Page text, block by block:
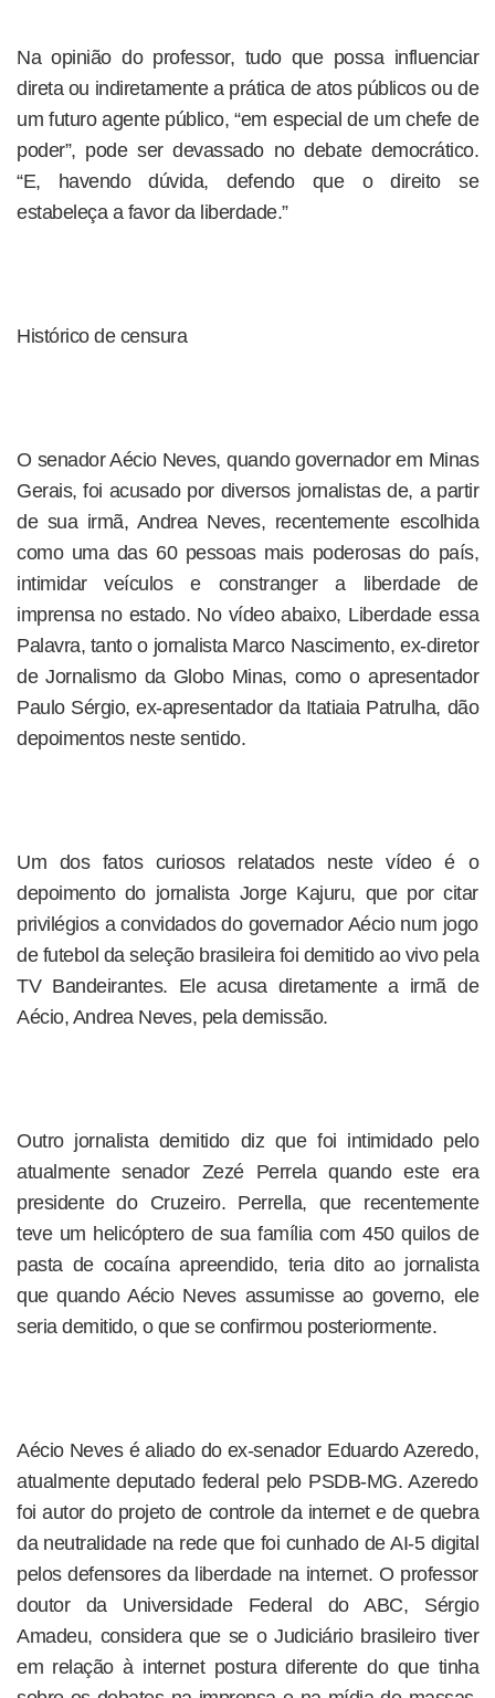
Na opinião do professor, tudo que possa influenciar
direta ou indiretamente a prática de atos públicos ou de
um futuro agente público, “em especial de um chefe de
poder”, pode ser devassado no debate democrático.
“E, havendo dúvida, defendo que o direito se
estabeleça a favor da liberdade.”
Histórico de censura
O senador Aécio Neves, quando governador em Minas
Gerais, foi acusado por diversos jornalistas de, a partir
de sua irmã, Andrea Neves, recentemente escolhida
como uma das 60 pessoas mais poderosas do país,
intimidar veículos e constranger a liberdade de
imprensa no estado. No vídeo abaixo, Liberdade essa
Palavra, tanto o jornalista Marco Nascimento, ex-diretor
de Jornalismo da Globo Minas, como o apresentador
Paulo Sérgio, ex-apresentador da Itatiaia Patrulha, dão
depoimentos neste sentido.
Um dos fatos curiosos relatados neste vídeo é o
depoimento do jornalista Jorge Kajuru, que por citar
privilégios a convidados do governador Aécio num jogo
de futebol da seleção brasileira foi demitido ao vivo pela
TV Bandeirantes. Ele acusa diretamente a irmã de
Aécio, Andrea Neves, pela demissão.
Outro jornalista demitido diz que foi intimidado pelo
atualmente senador Zezé Perrela quando este era
presidente do Cruzeiro. Perrella, que recentemente
teve um helicóptero de sua família com 450 quilos de
pasta de cocaína apreendido, teria dito ao jornalista
que quando Aécio Neves assumisse ao governo, ele
seria demitido, o que se confirmou posteriormente.
Aécio Neves é aliado do ex-senador Eduardo Azeredo,
atualmente deputado federal pelo PSDB-MG. Azeredo
foi autor do projeto de controle da internet e de quebra
da neutralidade na rede que foi cunhado de AI-5 digital
pelos defensores da liberdade na internet. O professor
doutor da Universidade Federal do ABC, Sérgio
Amadeu, considera que se o Judiciário brasileiro tiver
em relação à internet postura diferente do que tinha